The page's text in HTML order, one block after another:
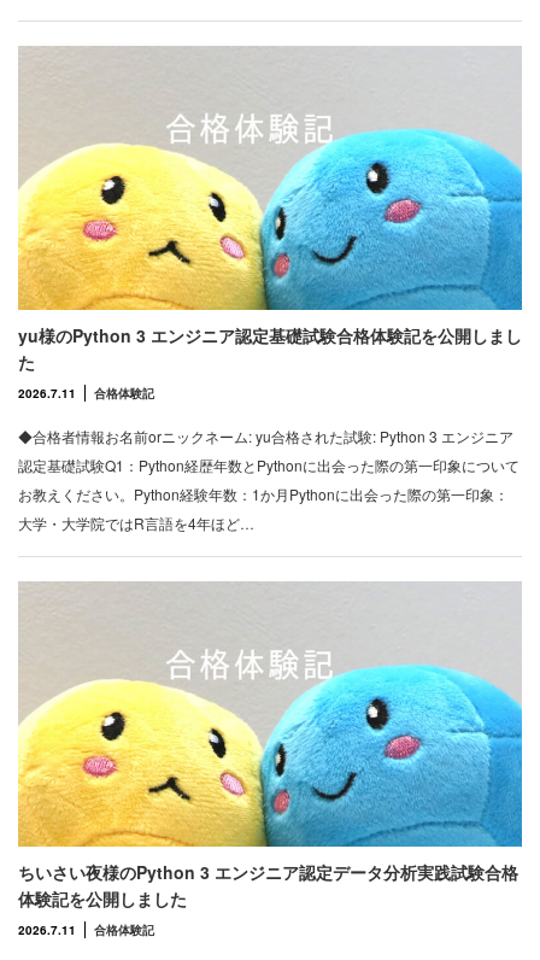
yu様のPython 3 エンジニア認定基礎試験合格体験記を公開しまし
た
2026.7.11 合格体験記
◆合格者情報お名前orニックネーム: yu合格された試験: Python 3 エンジニア
認定基礎試験Q1：Python経歴年数とPythonに出会った際の第一印象について
お教えください。Python経験年数：1か月Pythonに出会った際の第一印象：
大学・大学院ではR言語を4年ほど…
ちいさい夜様のPython 3 エンジニア認定データ分析実践試験合格
体験記を公開しました
2026.7.11 合格体験記